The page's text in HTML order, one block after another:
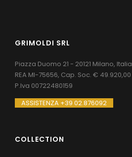
GRIMOLDI SRL
Piazza Duomo 21 - 20121 Milano, Italia
REA MI-75656, Cap. Soc. € 49.920,00
P.Iva 00722480159
ASSISTENZA +39 02.876092
COLLECTION